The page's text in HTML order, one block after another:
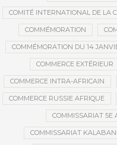
COMITÉ INTERNATIONAL DE LA
COMMÉMORATION
COMMÉMORATION DU 14
COMMERCE EXTÉRIEUR
COMMERCE INTRA-AFRICAIN
COMMERCE RUSSIE AFRIQUE
COMMISSARIAT 5E
COMMISSARIAT